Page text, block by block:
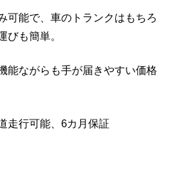
可能で、車のトランクはもちろ
びも簡単。
能ながらも手が届きやすい価格
走行可能、6カ月保証